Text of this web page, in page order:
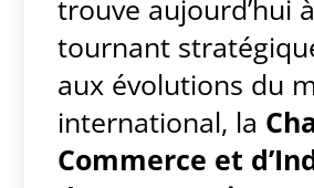
trouve aujourd’hui
tournant
aux évolutions du
international, la
Commerce et